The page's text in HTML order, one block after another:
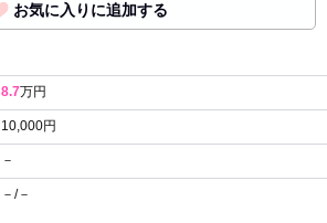
お気に入りに追加する
8.7万円
10,000円
－
－/－